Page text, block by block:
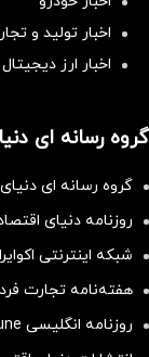
اخبار تولید و
اخبار ارز دیجیتال
گروه رسانه ای
گروه رسانه ای
روزنامه دنیای
شبکه اینترنتی
هفته‌نامه تجارت
روزنامه انگلیسی Financial Tribune